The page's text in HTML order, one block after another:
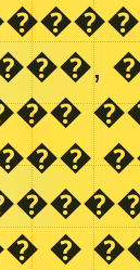
�